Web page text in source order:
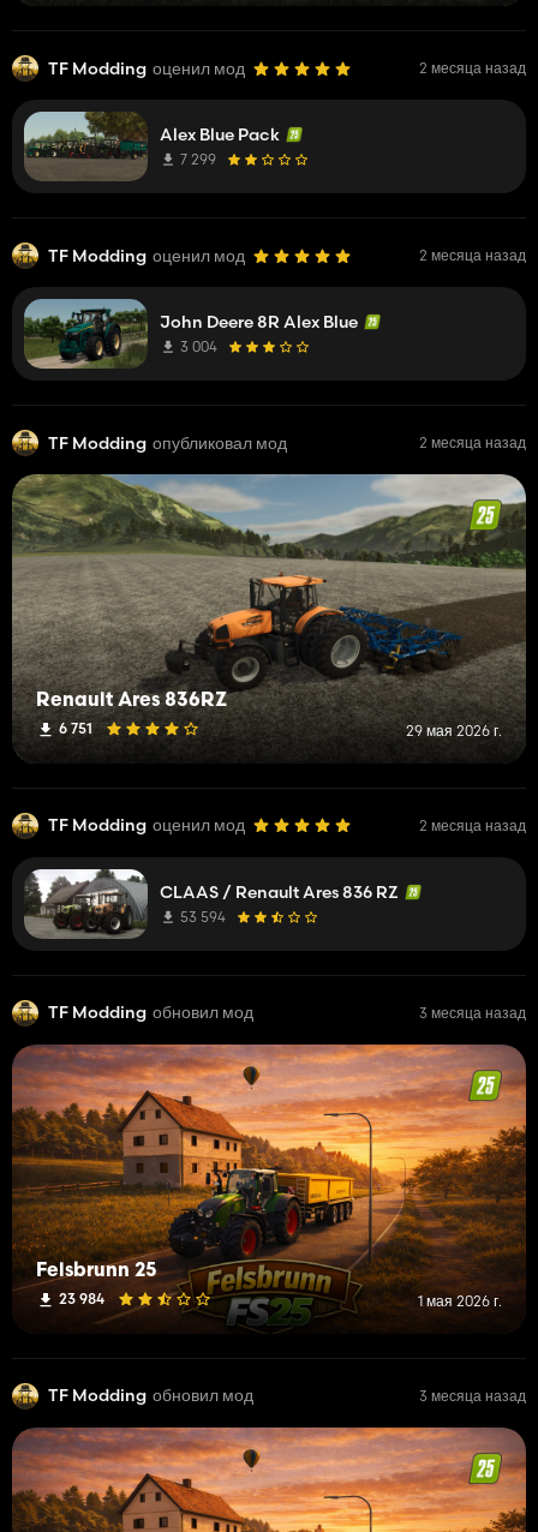
TF Modding оценил мод 2 месяца назад
Alex Blue Pack
7 299
TF Modding оценил мод 2 месяца назад
John Deere 8R Alex Blue
3 004
TF Modding опубликовал мод 2 месяца назад
Renault Ares 836RZ
6 751 29 мая 2026 г.
TF Modding оценил мод 2 месяца назад
CLAAS / Renault Ares 836 RZ
53 594
TF Modding обновил мод 3 месяца назад
Felsbrunn 25
23 984 1 мая 2026 г.
TF Modding обновил мод 3 месяца назад